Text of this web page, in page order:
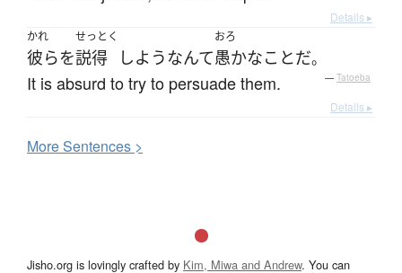
Details ▸
かれ
彼らを
せっとく
説得 しようなんて
おろ
愚かなことだ。
It is absurd to try to persuade them. — Tatoeba
Details ▸
MoreSentences >
Jisho.org is lovingly crafted by Kim, Miwa and Andrew. You can